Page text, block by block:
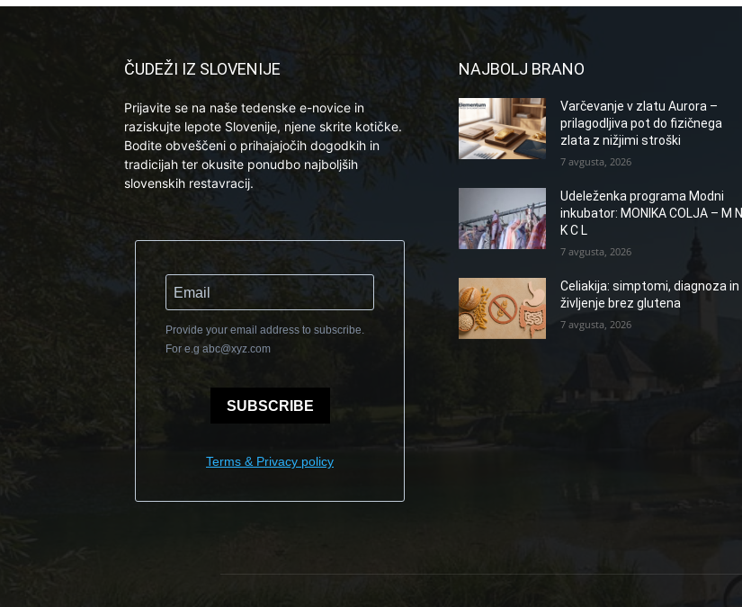
ČUDEŽI IZ SLOVENIJE
Prijavite se na naše tedenske e-novice in
raziskujte lepote Slovenije, njene skrite kotičke.
Bodite obveščeni o prihajajočih dogodkih in
tradicijah ter okusite ponudbo najboljših
slovenskih restavracij.
Provide your email address to subscribe.
For e.g abc@xyz.com
SUBSCRIBE
Terms & Privacy policy
NAJBOLJ BRANO
Varčevanje v zlatu Aurora –
prilagodljiva pot do fizičnega
zlata z nižjimi stroški
7 avgusta, 2026
Udeleženka programa Modni
inkubator: MONIKA COLJA – M N
K C L
7 avgusta, 2026
Celiakija: simptomi, diagnoza in
življenje brez glutena
7 avgusta, 2026